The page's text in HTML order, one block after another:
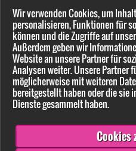
Wir verwenden Cookies, um
personalisieren, Funktionen für
können und die Zugriffe auf
Außerdem geben wir
Website an unsere Partner für
Analysen weiter. Unsere Partner
möglicherweise mit weiteren
bereitgestellt haben oder die sie
Dienste gesammelt haben.
Cookies
Bitte beachten Sie unsere